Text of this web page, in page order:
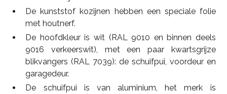
De kunststof kozijnen hebben een speciale folie
met houtnerf.
De hoofdkleur is wit (RAL 9010 en binnen deels
9016 verkeerswit), met een paar kwartsgrijze
blikvangers (RAL 7039): de schuifpui, voordeur en
garagedeur.
De schuifpui is van aluminium, het merk is